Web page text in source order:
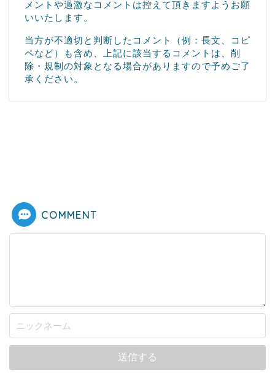
メントや過激なコメントは控えて頂きますようお願
いいたします。
当方が不適切と判断したコメント（例：長文、コピ
ペなど）も含め、上記に該当するコメントは、削
除・規制の対象となる場合がありますので予めご了
承ください。
COMMENT